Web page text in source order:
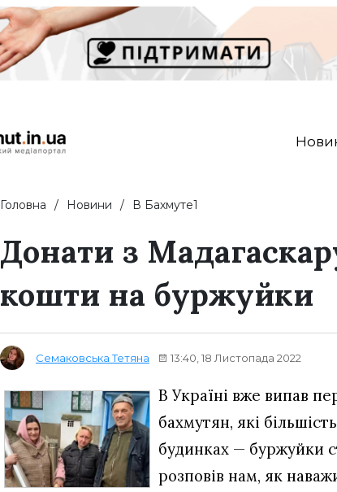
Головна Новини В Бахмуте1
Донати з
кошти на буржуйки
Семаковська Тетяна 13:40, 18 Листопада 2022
В Україні вже випав
бахмутян, які
будинках — буржуйки
розповів нам, як